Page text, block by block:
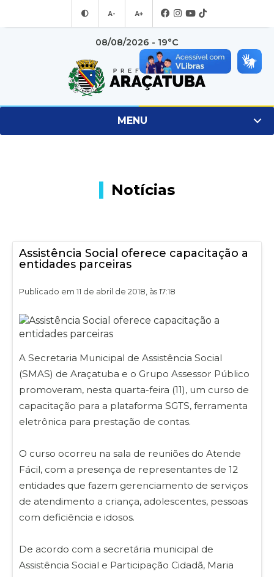
A- A+
08/08/2026 - 19°C
MENU
Notícias
Assistência Social oferece capacitação a
entidades parceiras
Publicado em 11 de abril de 2018, às 17:18
A Secretaria Municipal de Assistência Social
(SMAS) de Araçatuba e o Grupo Assessor Público
promoveram, nesta quarta-feira (11), um curso de
capacitação para a plataforma SGTS, ferramenta
eletrônica para prestação de contas.
O curso ocorreu na sala de reuniões do Atende
Fácil, com a presença de representantes de 12
entidades que fazem gerenciamento de serviços
de atendimento a criança, adolescentes, pessoas
com deficiência e idosos.
De acordo com a secretária municipal de
Assistência Social e Participação Cidadã, Maria